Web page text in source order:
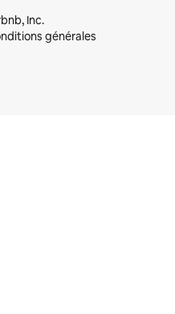
Inc.
générales